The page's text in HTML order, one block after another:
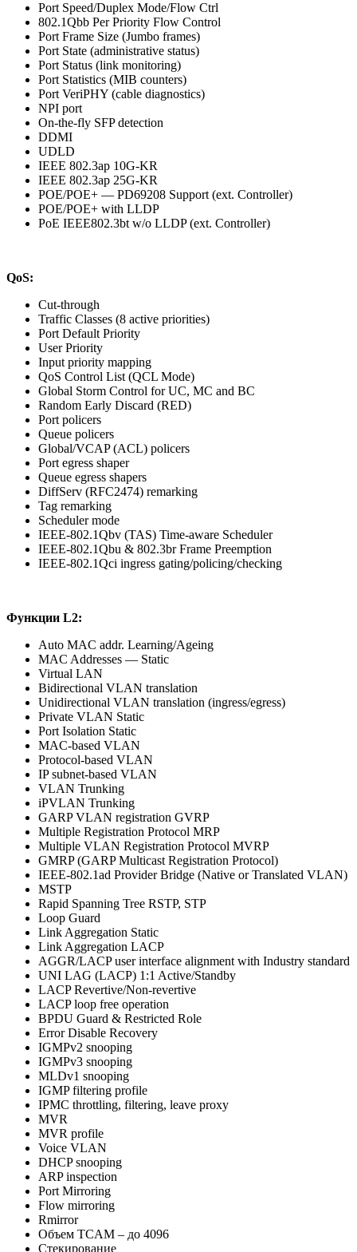
Port Speed/Duplex Mode/Flow Ctrl
802.1Qbb Per Priority Flow Control
Port Frame Size (Jumbo frames)
Port State (administrative status)
Port Status (link monitoring)
Port Statistics (MIB counters)
Port VeriPHY (cable diagnostics)
NPI port
On-the-fly SFP detection
DDMI
UDLD
IEEE 802.3ap 10G-KR
IEEE 802.3ap 25G-KR
POE/POE+ — PD69208 Support (ext. Controller)
POE/POE+ with LLDP
PoE IEEE802.3bt w/o LLDP (ext. Controller)
QoS:
Cut-through
Traffic Classes (8 active priorities)
Port Default Priority
User Priority
Input priority mapping
QoS Control List (QCL Mode)
Global Storm Control for UC, MC and BC
Random Early Discard (RED)
Port policers
Queue policers
Global/VCAP (ACL) policers
Port egress shaper
Queue egress shapers
DiffServ (RFC2474) remarking
Tag remarking
Scheduler mode
IEEE-802.1Qbv (TAS) Time-aware Scheduler
IEEE-802.1Qbu & 802.3br Frame Preemption
IEEE-802.1Qci ingress gating/policing/checking
Функции L2:
Auto MAC addr. Learning/Ageing
MAC Addresses — Static
Virtual LAN
Bidirectional VLAN translation
Unidirectional VLAN translation (ingress/egress)
Private VLAN Static
Port Isolation Static
MAC-based VLAN
Protocol-based VLAN
IP subnet-based VLAN
VLAN Trunking
iPVLAN Trunking
GARP VLAN registration GVRP
Multiple Registration Protocol MRP
Multiple VLAN Registration Protocol MVRP
GMRP (GARP Multicast Registration Protocol)
IEEE-802.1ad Provider Bridge (Native or Translated VLAN)
MSTP
Rapid Spanning Tree RSTP, STP
Loop Guard
Link Aggregation Static
Link Aggregation LACP
AGGR/LACP user interface alignment with Industry standard
UNI LAG (LACP) 1:1 Active/Standby
LACP Revertive/Non-revertive
LACP loop free operation
BPDU Guard & Restricted Role
Error Disable Recovery
IGMPv2 snooping
IGMPv3 snooping
MLDv1 snooping
IGMP filtering profile
IPMC throttling, filtering, leave proxy
MVR
MVR profile
Voice VLAN
DHCP snooping
ARP inspection
Port Mirroring
Flow mirroring
Rmirror
Объем ТCAM – до 4096
Стекирование